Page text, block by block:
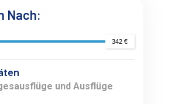
Nach:
342 €
und Ausflüge